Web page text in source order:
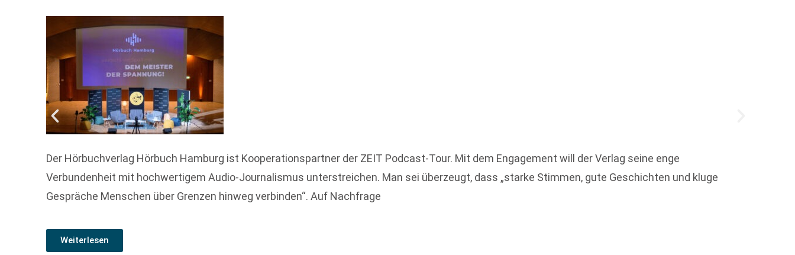
Der Hörbuchverlag Hörbuch Hamburg ist Kooperationspartner der ZEIT Podcast-Tour. Mit dem Engagement will der Verlag seine enge
Verbundenheit mit hochwertigem Audio-Journalismus unterstreichen. Man sei überzeugt, dass „starke Stimmen, gute Geschichten und kluge
Gespräche Menschen über Grenzen hinweg verbinden“. Auf Nachfrage
Weiterlesen